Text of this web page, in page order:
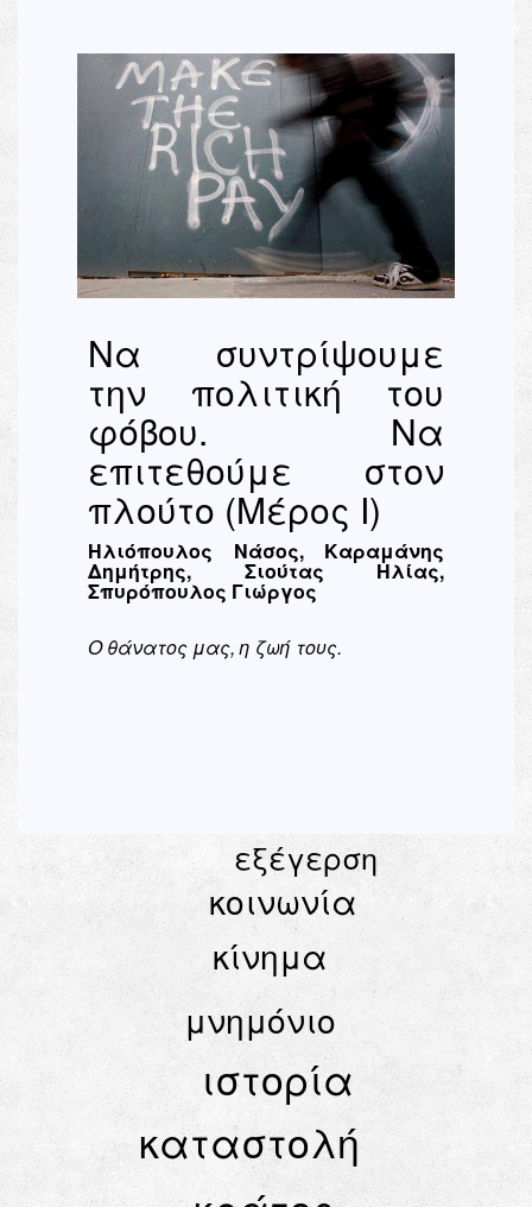
Να συντρίψουμε
την πολιτική του
φόβου. Να
επιτεθούμε στον
πλούτο (Μέρος Ι)
Ηλιόπουλος Νάσος, Καραμάνης
Δημήτρης, Σιούτας Ηλίας,
Σπυρόπουλος Γιώργος
Ο θάνατος μας, η ζωή τους.
καταστολή
ιστορία
μνημόνιο
κίνημα
κοινωνία
εξέγερση